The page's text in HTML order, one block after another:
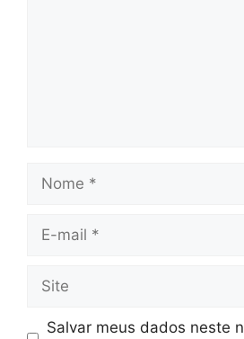
mail
Salvar meus dados neste